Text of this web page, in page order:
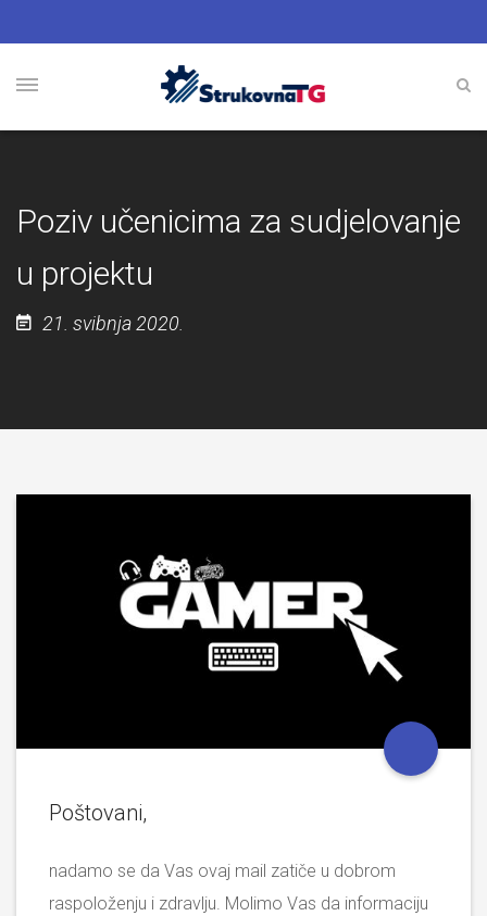
Poziv učenicima za sudjelovanje
u projektu
21. svibnja 2020.
Poštovani,
nadamo se da Vas ovaj mail zatiče u dobrom
raspoloženju i zdravlju. Molimo Vas da informaciju